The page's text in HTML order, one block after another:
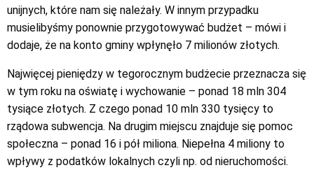
unijnych, które nam się należały. W innym przypadku
musielibyśmy ponownie przygotowywać budżet – mówi i
dodaje, że na konto gminy wpłynęło 7 milionów złotych.
Najwięcej pieniędzy w tegorocznym budżecie przeznacza się
w tym roku na oświatę i wychowanie – ponad 18 mln 304
tysiące złotych. Z czego ponad 10 mln 330 tysięcy to
rządowa subwencja. Na drugim miejscu znajduje się pomoc
społeczna – ponad 16 i pół miliona. Niepełna 4 miliony to
wpływy z podatków lokalnych czyli np. od nieruchomości.